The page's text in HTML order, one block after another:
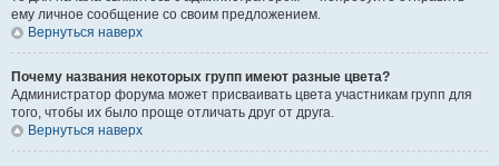
ему личное сообщение со своим предложением.
Вернуться наверх
Почему названия некоторых групп имеют разные цвета?
Администратор форума может присваивать цвета участникам групп для
того, чтобы их было проще отличать друг от друга.
Вернуться наверх